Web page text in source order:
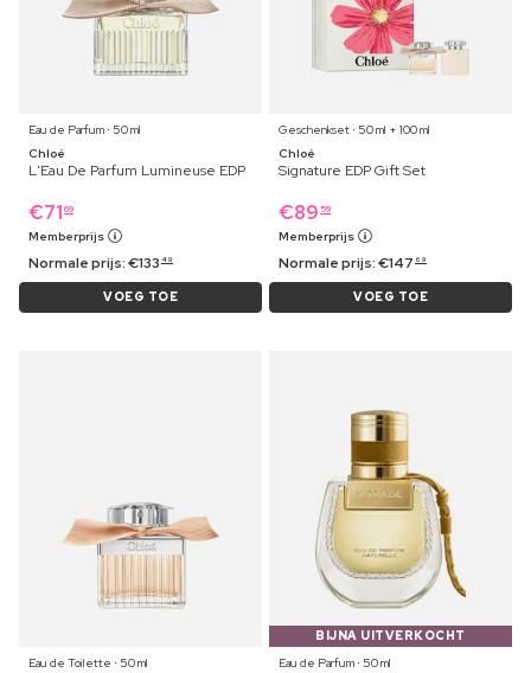
Eau de Parfum ⋅ 50 ml
Chloé
L'Eau De Parfum Lumineuse EDP
€71 69
Memberprijs
Normale prijs:€133 49
VOEG TOE
Geschenkset ⋅ 50 ml + 100 ml
Chloé
Signature EDP Gift Set
€89 59
Memberprijs
Normale prijs:€147 69
VOEG TOE
Eau de Toilette ⋅ 50 ml
BIJNA UITVERKOCHT
Eau de Parfum ⋅ 50 ml